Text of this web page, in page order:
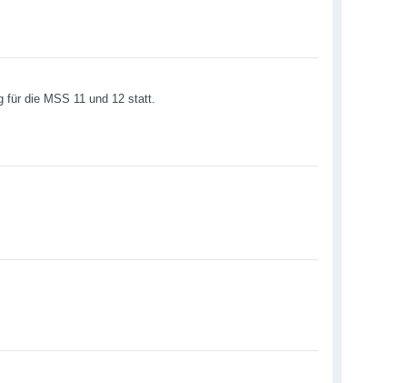
für die MSS 11 und 12 statt.